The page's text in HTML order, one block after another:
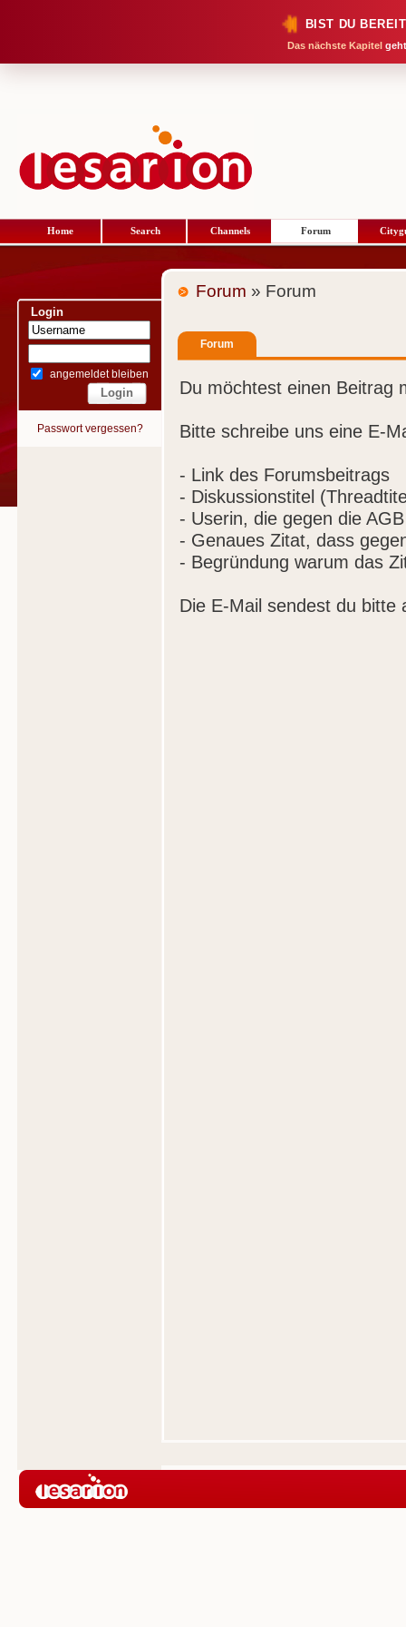
BIST DU
Das nächste Kapitel
Home Search Channels Forum
Login
angemeldet bleiben
Passwort vergessen?
Forum » Forum
Forum
Du möchtest einen Beitrag
Bitte schreibe uns eine E-
- Link des Forumsbeitrags
- Diskussionstitel
- Userin, die gegen die
- Genaues Zitat, dass
- Begründung warum das
Die E-Mail sendest du bitte